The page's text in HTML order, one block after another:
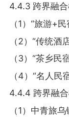
4.4.3 跨界融
（1）“旅游+
（2）“传统酒
（3）“茶乡民
（4）“名人民
4.4.4 跨界融
（1）中青旅